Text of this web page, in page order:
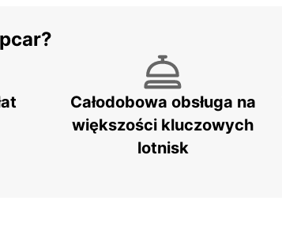
Całodobowa obsługa na
większości kluczowych
lotnisk